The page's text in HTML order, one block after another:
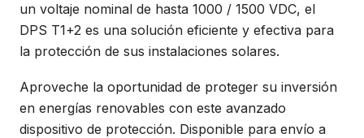
un voltaje nominal de hasta 1000 / 1500 VDC, el
DPS T1+2 es una solución eficiente y efectiva para
la protección de sus instalaciones solares.
Aproveche la oportunidad de proteger su inversión
en energías renovables con este avanzado
dispositivo de protección. Disponible para envío a